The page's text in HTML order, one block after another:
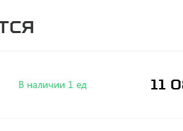
В наличии 1 ед 11